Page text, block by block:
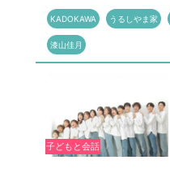
KADOKAWA うるしやま家
漆山佳月
子どもと会話